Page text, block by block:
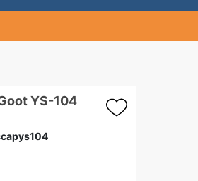
YS-104